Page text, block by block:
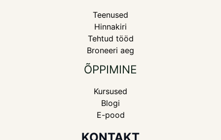
Teenused
Hinnakiri
Tehtud tööd
Broneeri aeg
ÕPPIMINE
Kursused
Blogi
E-pood
KONTAKT